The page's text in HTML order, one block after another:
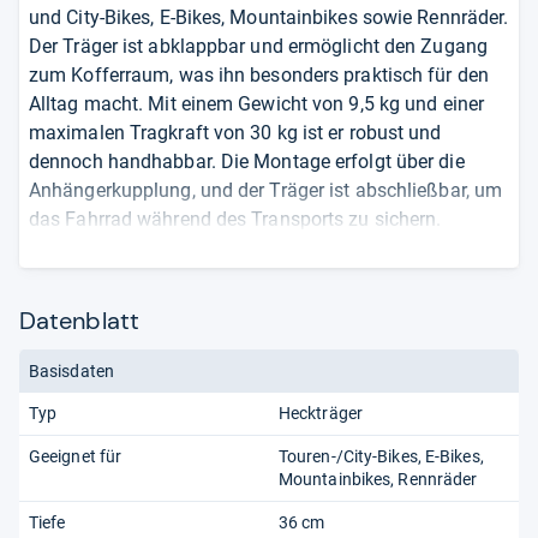
und City-Bikes, E-Bikes, Mountainbikes sowie Rennräder.
Der Träger ist abklappbar und ermöglicht den Zugang
zum Kofferraum, was ihn besonders praktisch für den
Alltag macht. Mit einem Gewicht von 9,5 kg und einer
maximalen Tragkraft von 30 kg ist er robust und
dennoch handhabbar. Die Montage erfolgt über die
Anhängerkupplung, und der Träger ist abschließbar, um
das Fahrrad während des Transports zu sichern.
des Schnellmontagesystems einfach handhaben und
montieren. Er ist auch für E-Bikes geeignet und verfügt
über einen Klappmechanismus, der den Zugang zum
Kofferraum ermöglicht. Die Fahrräder werden mit
textilen Rahmenklemmen und Spanngurten gesichert.
Der Träger ist für fast alle Arten von
Anhängerkupplungen geeignet und trägt zur
Datenblatt
Basisdaten
Typ Heckträger
Geeignet für Touren-/City-Bikes E-Bikes
Mountainbikes Rennräder
Tiefe 36 cm